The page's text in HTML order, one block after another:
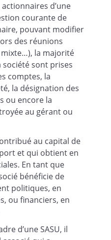
d’une
courante de
pouvant modifier
des réunions
la majorité
société sont prises
comptes, la
la désignation des
ou encore la
au gérant ou
au capital de
et qui obtient en
En tant que
bénéficie de
politiques, en
ou financiers, en
d’une SASU, il